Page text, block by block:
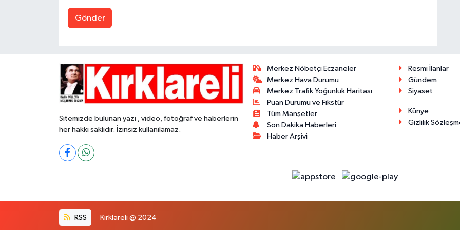
Gönder
Sitemizde bulunan yazı , video, fotoğraf ve haberlerin
her hakkı saklıdır. İzinsiz kullanılamaz.
Merkez Nöbetçi Eczaneler
Merkez Hava Durumu
Merkez Trafik Yoğunluk Haritası
Puan Durumu ve Fikstür
Tüm Manşetler
Son Dakika Haberleri
Haber Arşivi
Resmi İlanlar
Gündem
Siyaset
Künye
Gizlilik
RSS Kırklareli @ 2024